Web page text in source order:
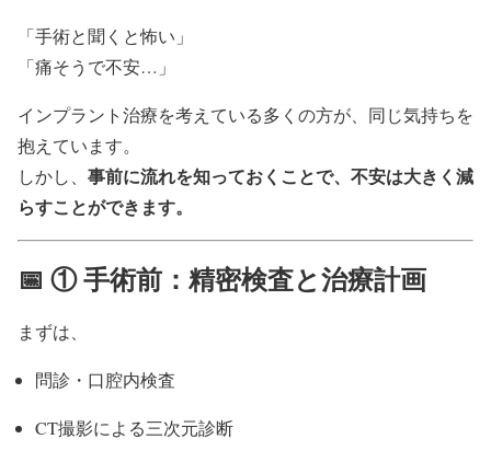
「手術と聞くと怖い」
「痛そうで不安…」
インプラント治療を考えている多くの方が、同じ気持ちを
抱えています。
しかし、 事前に流れを知っておくことで、不安は大きく減
らすことができます。
📅 ① 手術前：精密検査と治療計画
まずは、
問診・口腔内検査
CT撮影による三次元診断